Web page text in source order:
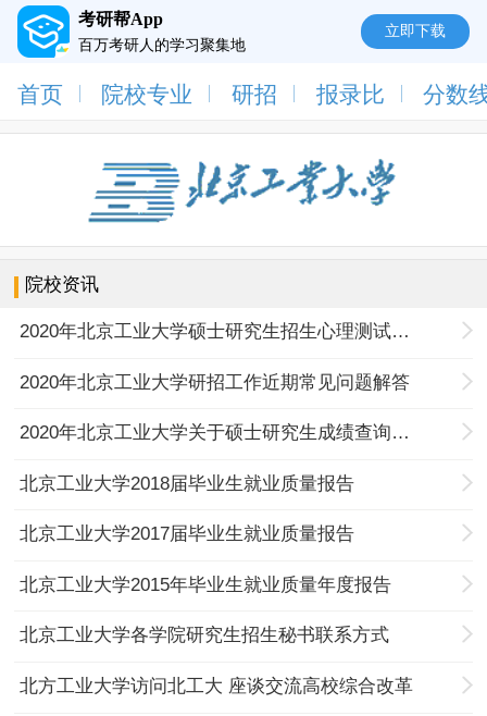
考研帮App
百万考研人的学习聚集地
立即下载
首页 院校专业 研招 报录比 分数
院校资讯
2020年北京工业大学硕士研究生招生心理测试通知
2020年北京工业大学研招工作近期常见问题解答
2020年北京工业大学关于硕士研究生成绩查询及复试等事项的公告
北京工业大学2018届毕业生就业质量报告
北京工业大学2017届毕业生就业质量报告
北京工业大学2015年毕业生就业质量年度报告
北京工业大学各学院研究生招生秘书联系方式
北方工业大学访问北工大 座谈交流高校综合改革